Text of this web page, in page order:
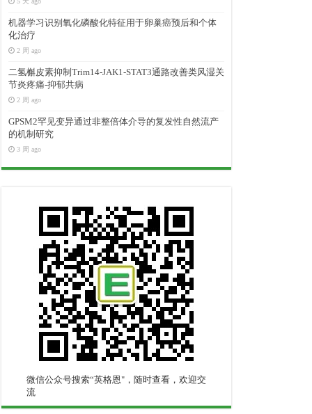
机器学习识别氧化磷酸化特征用于卵巢癌预后和个体
化治疗
2 周 ago
二氢槲皮素抑制Trim14-JAK1-STAT3通路改善类风湿关
节炎疼痛-抑郁共病
2 周 ago
GPSM2罕见变异通过非整倍体介导的复发性自然流产
的机制研究
3 周 ago
微信公众号搜索“英格恩"，随时查看，欢迎交
流